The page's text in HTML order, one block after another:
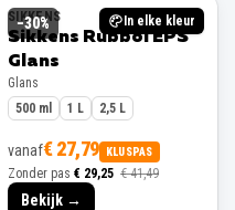
−30% In elke kleur
SIKKENS
Sikkens Rubbol EPS
Glans
Glans
500 ml
1 L 2,5 L
vanaf€ 27,79 KLUSPAS
Zonder pas € 29,25 € 41,49
Bekijk →